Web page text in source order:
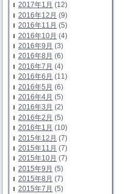
2017年1月 (12)
2016年12月 (9)
2016年11月 (5)
2016年10月 (4)
2016年9月 (3)
2016年8月 (6)
2016年7月 (4)
2016年6月 (11)
2016年5月 (6)
2016年4月 (5)
2016年3月 (2)
2016年2月 (5)
2016年1月 (10)
2015年12月 (7)
2015年11月 (7)
2015年10月 (7)
2015年9月 (5)
2015年8月 (7)
2015年7月 (5)